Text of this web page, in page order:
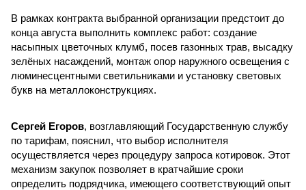
В рамках контракта выбранной организации предстоит до
конца августа выполнить комплекс работ: создание
насыпных цветочных клумб, посев газонных трав, высадку
зелёных насаждений, монтаж опор наружного освещения с
люминесцентными светильниками и установку световых
букв на металлоконструкциях.
Сергей Егоров, возглавляющий Государственную службу
по тарифам, пояснил, что выбор исполнителя
осуществляется через процедуру запроса котировок. Этот
механизм закупок позволяет в кратчайшие сроки
определить подрядчика, имеющего соответствующий опыт